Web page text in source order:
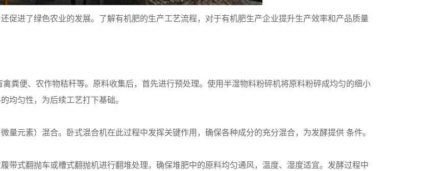
促进了绿色农业的发展。了解有机肥的生产工艺流程，对于有机肥生产企业提升生产效率和产品质量
粪便、农作物秸秆等。原料收集后，首先进行预处理。使用半湿物料粉碎机将原料粉碎成均匀的细小
均匀性，为后续工艺打下基础。
量元素）混合。卧式混合机在此过程中发挥关键作用，确保各种成分的充分混合，为发酵提供 条件。
带式翻抛车或槽式翻抛机进行翻堆处理，确保堆肥中的原料均匀通风，温度、湿度适宜。发酵过程中